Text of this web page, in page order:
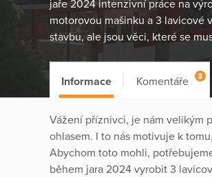
jaře 2024 intenzivní práce na
motorovou mašinku a 3 lavicové
stavbu, ale jsou věci, které se
Informace Komentáře 3
Vážení příznivci, je nám velikým
ohlasem. I to nás motivuje k
Abychom toto mohli,
během jara 2024 vyrobit 3